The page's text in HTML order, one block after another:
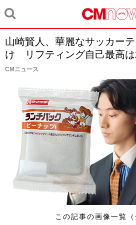
山崎賢人、華麗なサッカー
け リフティング自己最高は
CMニュース
この記事の画像一覧（